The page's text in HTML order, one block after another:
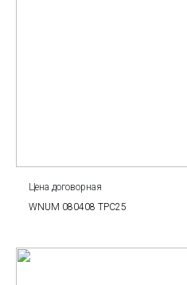
Цена договорная
WNUM 080408 TPC25